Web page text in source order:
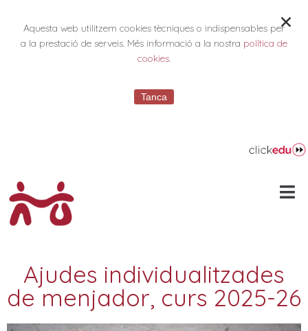
Ajudes individualitzades
de menjador, curs 2025-26
Aquesta web utilitzem cookies tècniques o indispensables per
a la prestació de serveis. Més informació a la nostra política de
cookies.
Tanca